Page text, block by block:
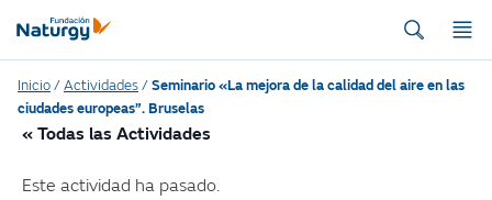
Inicio/Actividades/Seminario «La mejora de la calidad del aire en las
ciudades europeas”. Bruselas
« Todas las Actividades
Este actividad ha pasado.